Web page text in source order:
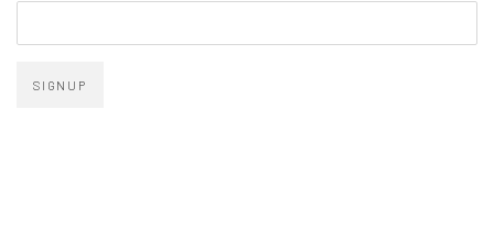
SIGNUP